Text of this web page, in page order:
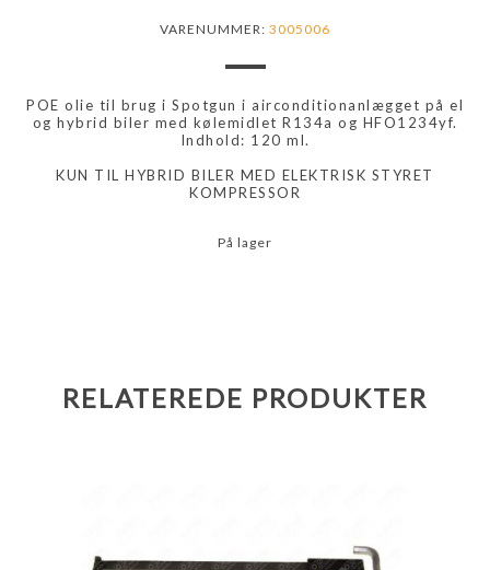
VARENUMMER: 3005006
POE olie til brug i Spotgun i airconditionanlægget på el
og hybrid biler med kølemidlet R134a og HFO1234yf.
Indhold: 120 ml.
KUN TIL HYBRID BILER MED ELEKTRISK STYRET
KOMPRESSOR
På lager
RELATEREDE PRODUKTER